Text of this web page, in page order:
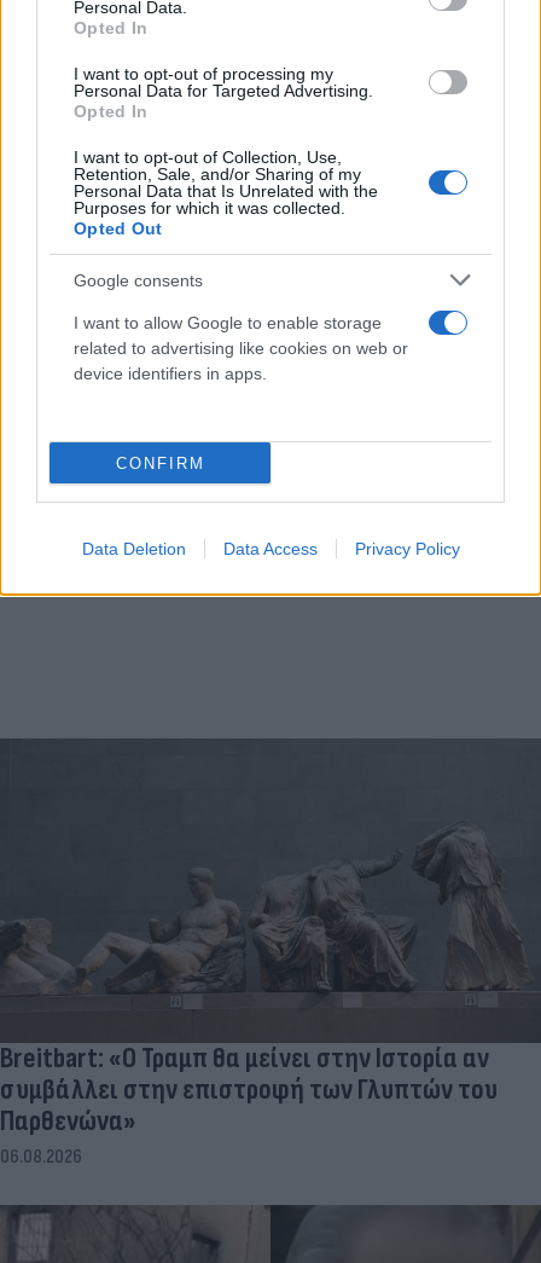
Personal Data.
Opted In
I want to opt-out of processing my
Personal Data for Targeted Advertising.
Opted In
I want to opt-out of Collection, Use,
Retention, Sale, and/or Sharing of my
Personal Data that Is Unrelated with the
Purposes for which it was collected.
Opted Out
Google consents
I want to allow Google to enable storage
related to advertising like cookies on web or
device identifiers in apps.
CONFIRM
Data Deletion Data Access Privacy Policy
Μυστράς: Από παθολογικά αίτια ο θάνατος
του ηλικιωμένου που βρέθηκε σε
καταψύκτη
06.08.2026
Breitbart: «Ο Τραμπ θα μείνει στην Ιστορία αν
συμβάλλει στην επιστροφή των Γλυπτών του
Παρθενώνα»
06.08.2026